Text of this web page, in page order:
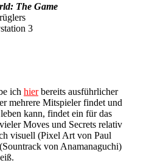
The Game
3
ich hierbereits ausführlicher
mehrere Mitspieler findet und
kann, findet ein für das
Moves und Secrets relativ
visuell (Pixel Art von Paul
von Anamanaguchi)